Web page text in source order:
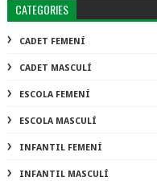
CATEGORIES
CADET FEMENÍ
CADET MASCULÍ
ESCOLA FEMENÍ
ESCOLA MASCULÍ
INFANTIL FEMENÍ
INFANTIL MASCULÍ